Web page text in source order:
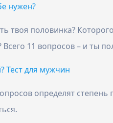
нужен?
твоя половинка?
11 вопросов – и ты
Тест для мужчин
определят степень